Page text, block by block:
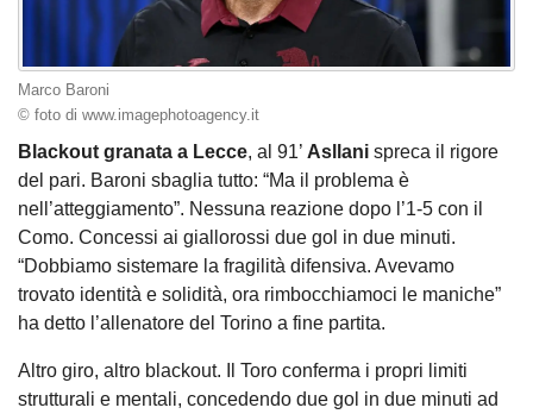
Marco Baroni
© foto di www.imagephotoagency.it
Blackout granata a Lecce, al 91’ Asllani spreca il rigore
del pari. Baroni sbaglia tutto: “Ma il problema è
nell’atteggiamento”. Nessuna reazione dopo l’1-5 con il
Como. Concessi ai giallorossi due gol in due minuti.
“Dobbiamo sistemare la fragilità difensiva. Avevamo
trovato identità e solidità, ora rimbocchiamoci le maniche”
ha detto l’allenatore del Torino a fine partita.
Altro giro, altro blackout. Il Toro conferma i propri limiti
strutturali e mentali, concedendo due gol in due minuti ad